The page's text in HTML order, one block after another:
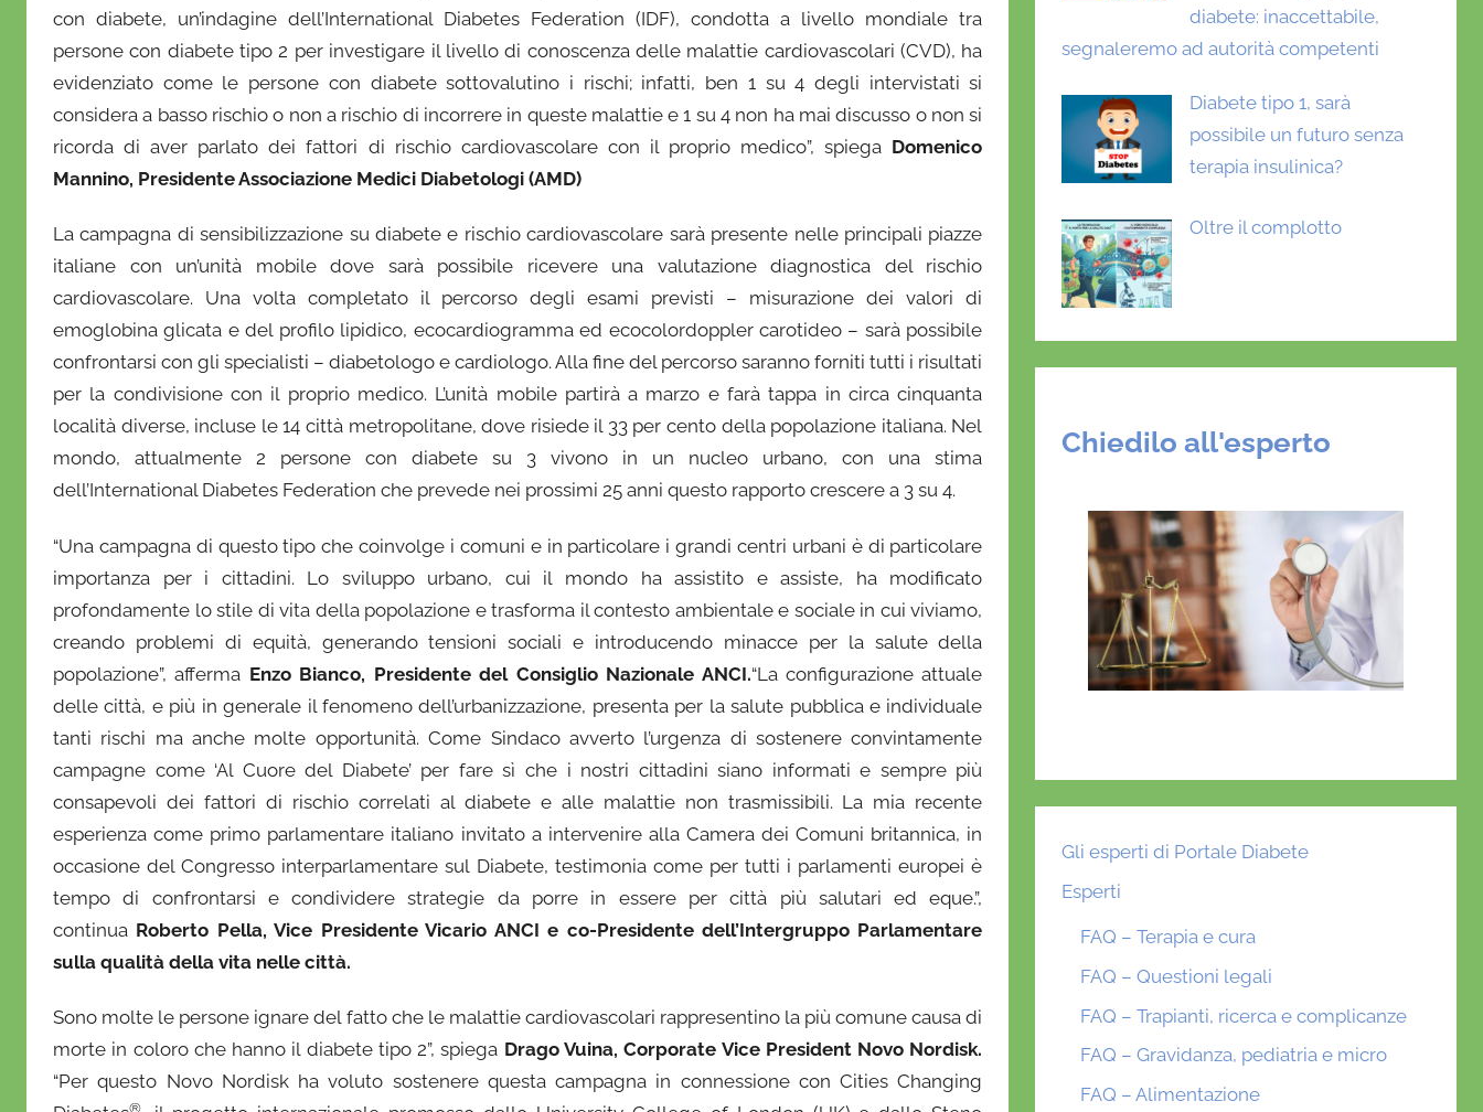
con diabete, un’indagine dell’International Diabetes Federation (IDF), condotta a livello mondiale tra
persone con diabete tipo 2 per investigare il livello di conoscenza delle malattie cardiovascolari (CVD), ha
evidenziato come le persone con diabete sottovalutino i rischi; infatti, ben 1 su 4 degli intervistati si
considera a basso rischio o non a rischio di incorrere in queste malattie e 1 su 4 non ha mai discusso o non si
ricorda di aver parlato dei fattori di rischio cardiovascolare con il proprio medico”, spiega Domenico
Mannino, Presidente Associazione Medici Diabetologi (AMD)
La campagna di sensibilizzazione su diabete e rischio cardiovascolare sarà presente nelle principali piazze
italiane con un’unità mobile dove sarà possibile ricevere una valutazione diagnostica del rischio
cardiovascolare. Una volta completato il percorso degli esami previsti – misurazione dei valori di
emoglobina glicata e del profilo lipidico, ecocardiogramma ed ecocolordoppler carotideo – sarà possibile
confrontarsi con gli specialisti – diabetologo e cardiologo. Alla fine del percorso saranno forniti tutti i risultati
per la condivisione con il proprio medico. L’unità mobile partirà a marzo e farà tappa in circa cinquanta
località diverse, incluse le 14 città metropolitane, dove risiede il 33 per cento della popolazione italiana. Nel
mondo, attualmente 2 persone con diabete su 3 vivono in un nucleo urbano, con una stima
dell’International Diabetes Federation che prevede nei prossimi 25 anni questo rapporto crescere a 3 su 4.
“Una campagna di questo tipo che coinvolge i comuni e in particolare i grandi centri urbani è di particolare
importanza per i cittadini. Lo sviluppo urbano, cui il mondo ha assistito e assiste, ha modificato
profondamente lo stile di vita della popolazione e trasforma il contesto ambientale e sociale in cui viviamo,
creando problemi di equità, generando tensioni sociali e introducendo minacce per la salute della
popolazione”, afferma Enzo Bianco, Presidente del Consiglio Nazionale ANCI.“La configurazione attuale
delle città, e più in generale il fenomeno dell’urbanizzazione, presenta per la salute pubblica e individuale
tanti rischi ma anche molte opportunità. Come Sindaco avverto l’urgenza di sostenere convintamente
campagne come ‘Al Cuore del Diabete’ per fare sì che i nostri cittadini siano informati e sempre più
consapevoli dei fattori di rischio correlati al diabete e alle malattie non trasmissibili. La mia recente
esperienza come primo parlamentare italiano invitato a intervenire alla Camera dei Comuni britannica, in
occasione del Congresso interparlamentare sul Diabete, testimonia come per tutti i parlamenti europei è
tempo di confrontarsi e condividere strategie da porre in essere per città più salutari ed eque.”,
continua Roberto Pella, Vice Presidente Vicario ANCI e co-Presidente dell’Intergruppo Parlamentare
sulla qualità della vita nelle città.
Sono molte le persone ignare del fatto che le malattie cardiovascolari rappresentino la più comune causa di
morte in coloro che hanno il diabete tipo 2”, spiega Drago Vuina, Corporate Vice President Novo Nordisk.
“Per questo Novo Nordisk ha voluto sostenere questa campagna in connessione con Cities Changing
®
diabete: inaccettabile,
segnaleremo ad autorità competenti
Diabete tipo 1, sarà
possibile un futuro senza
terapia insulinica?
Oltre il complotto
Chiedilo all'esperto
Gli esperti di Portale Diabete
Esperti
FAQ – Terapia e cura
FAQ – Questioni legali
FAQ – Trapianti, ricerca e complicanze
FAQ – Gravidanza, pediatria e micro
FAQ – Alimentazione